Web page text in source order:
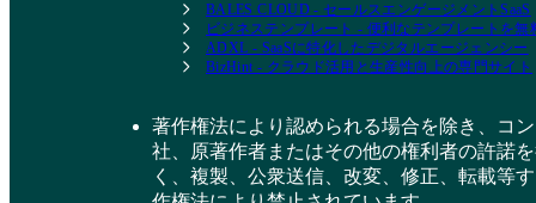
BALES CLOUD - セールスエンゲージメントSaaS
ビジネステンプレート - 便利なテンプレートを無
ADXL - SaaSに特化したデジタルエージェンシー
BizHint - クラウド活用と生産性向上の専門サイト
著作権法により認められる場合を除き、コ
社、原著作者またはその他の権利者の許諾
く、複製、公衆送信、改変、修正、転載等